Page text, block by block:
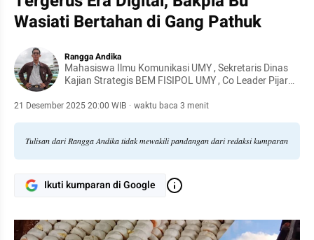
Wasiati Bertahan di Gang Pathuk
Rangga Andika
Mahasiswa Ilmu Komunikasi UMY , Sekretaris Dinas
Kajian Strategis BEM FISIPOL UMY , Co Leader Pijar
21 Desember 2025 20:00 WIB · waktu baca 3 menit
Tulisan dari Rangga Andika tidak mewakili pandangan dari redaksi kumparan
Ikuti kumparan di Google